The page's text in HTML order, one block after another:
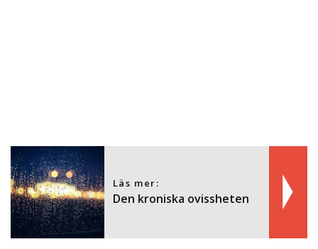
Läs mer:
Den kroniska ovissheten